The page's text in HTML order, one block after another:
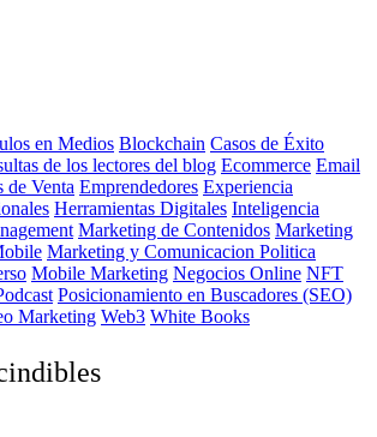
en Medios Blockchain Casos de Éxito
de los lectores del blog Ecommerce Email
de Venta Emprendedores Experiencia
Herramientas Digitales Inteligencia
Marketing de Contenidos Marketing
Marketing y Comunicacion Politica
Mobile Marketing Negocios Online NFT
Posicionamiento en Buscadores (SEO)
Marketing Web3 White Books